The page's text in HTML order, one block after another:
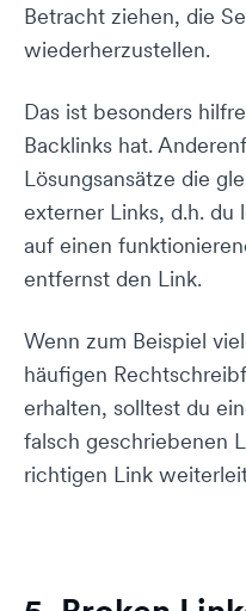
Betracht ziehen, die
wiederherzustellen.
Das ist besonders
Backlinks hat.
Lösungsansätze die
externer Links, d.h.
auf einen
entfernst den Link.
Wenn zum Beispiel
häufigen
erhalten, solltest du
falsch geschriebenen
richtigen Link